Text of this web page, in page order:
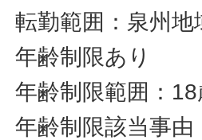
転勤範囲：泉州地
年齢制限あり
年齢制限範囲：
年齢制限該当事